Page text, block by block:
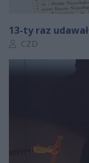
13-ty raz
Autor artykułu:
CZD